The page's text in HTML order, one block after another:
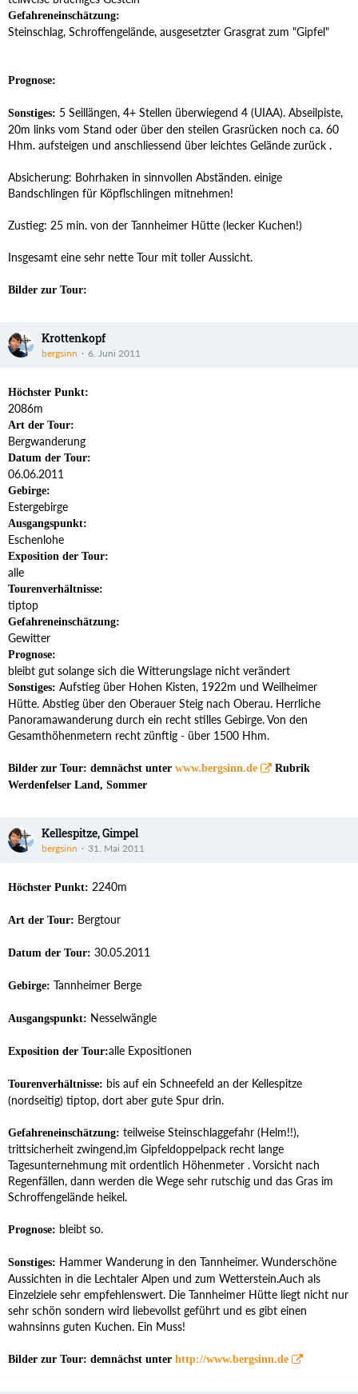
Gefahreneinschätzung:
Steinschlag, Schroffengelände, ausgesetzter Grasgrat zum "Gipfel"
Prognose:
Sonstiges: 5 Seillängen, 4+ Stellen überwiegend 4 (UIAA). Abseilpiste,
20m links vom Stand oder über den steilen Grasrücken noch ca. 60
Hhm. aufsteigen und anschliessend über leichtes Gelände zurück .
Absicherung: Bohrhaken in sinnvollen Abständen. einige
Bandschlingen für Köpflschlingen mitnehmen!
Zustieg: 25 min. von der Tannheimer Hütte (lecker Kuchen!)
Insgesamt eine sehr nette Tour mit toller Aussicht.
Bilder zur Tour:
Krottenkopf
bergsinn 6. Juni 2011
Höchster Punkt:
2086m
Art der Tour:
Bergwanderung
Datum der Tour:
06.06.2011
Gebirge:
Estergebirge
Ausgangspunkt:
Eschenlohe
Exposition der Tour:
alle
Tourenverhältnisse:
tiptop
Gefahreneinschätzung:
Gewitter
Prognose:
bleibt gut solange sich die Witterungslage nicht verändert
Sonstiges: Aufstieg über Hohen Kisten, 1922m und Weilheimer
Hütte. Abstieg über den Oberauer Steig nach Oberau. Herrliche
Panoramawanderung durch ein recht stilles Gebirge. Von den
Gesamthöhenmetern recht zünftig - über 1500 Hhm.
Bilder zur Tour: demnächst unter www.bergsinn.de
Rubrik
Werdenfelser Land, Sommer
Kellespitze, Gimpel
bergsinn 31. Mai 2011
Höchster Punkt: 2240m
Art der Tour: Bergtour
Datum der Tour: 30.05.2011
Gebirge: Tannheimer Berge
Ausgangspunkt: Nesselwängle
Exposition der Tour:alle Expositionen
Tourenverhältnisse: bis auf ein Schneefeld an der Kellespitze
(nordseitig) tiptop, dort aber gute Spur drin.
Gefahreneinschätzung: teilweise Steinschlaggefahr (Helm!!),
trittsicherheit zwingend,im Gipfeldoppelpack recht lange
Tagesunternehmung mit ordentlich Höhenmeter . Vorsicht nach
Regenfällen, dann werden die Wege sehr rutschig und das Gras im
Schroffengelände heikel.
Prognose: bleibt so.
Sonstiges: Hammer Wanderung in den Tannheimer. Wunderschöne
Aussichten in die Lechtaler Alpen und zum Wetterstein.Auch als
Einzelziele sehr empfehlenswert. Die Tannheimer Hütte liegt nicht nur
sehr schön sondern wird liebevollst geführt und es gibt einen
wahnsinns guten Kuchen. Ein Muss!
Bilder zur Tour: demnächst unter http://www.bergsinn.de